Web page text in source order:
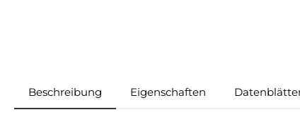
Beschreibung Eigenschaften